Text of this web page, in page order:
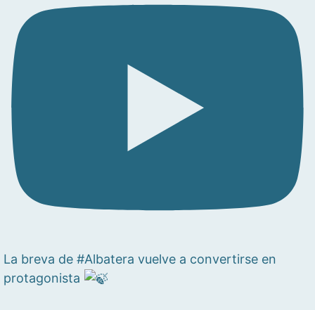
La breva de #Albatera vuelve a convertirse en
protagonista